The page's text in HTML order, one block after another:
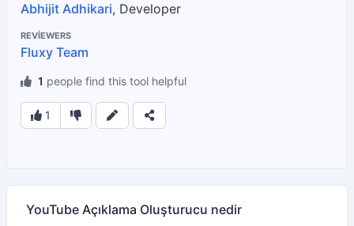
Abhijit Adhikari, Developer
REVIEWERS
Fluxy Team
1 people find this tool helpful
1
YouTube Açıklama Oluşturucu nedir